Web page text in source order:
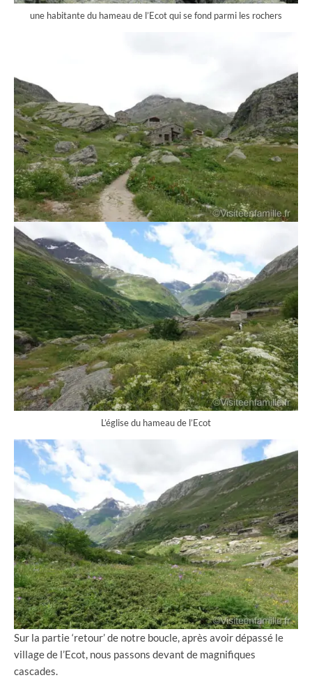
une habitante du hameau de l’Ecot qui se fond parmi les rochers
L’église du hameau de l’Ecot
Sur la partie ‘retour’ de notre boucle, après avoir dépassé le
village de l’Ecot, nous passons devant de magnifiques
cascades.